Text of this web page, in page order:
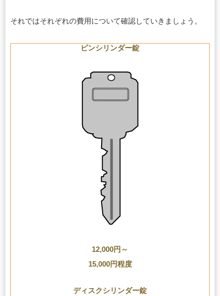
それではそれぞれの費用について確認していきましょう。
ピンシリンダー錠
12,000円～
15,000円程度
ディスクシリンダー錠